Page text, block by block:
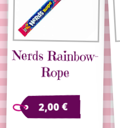
Nerds Rainbow-
Rope
2,00€